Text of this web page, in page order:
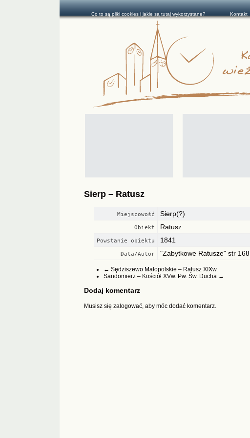
Sierp – Ratusz
Miejscowość Sierp(?)
Obiekt Ratusz
Powstanie obiektu 1841
Data/Autor "Zabytkowe Ratusze" str 168
← Sędziszewo Małopolskie – Ratusz XIXw.
Sandomierz – Kościół XVw. Pw. Św. Ducha →
Dodaj komentarz
Musisz się zalogować, aby móc dodać komentarz.
Co to są pliki cookies i jakie są tutaj wykorzystane? Kontakt